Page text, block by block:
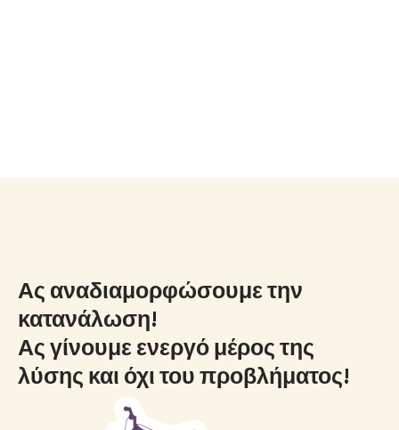
Ας αναδιαμορφώσουμε την
κατανάλωση!
Ας γίνουμε ενεργό μέρος της
λύσης και όχι του προβλήματος!